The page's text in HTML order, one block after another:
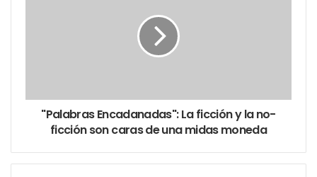
El comienzo de esta historia hay que ir a buscarlo a
New York. Armando Catalano nació en la ciudad de
Manhattan en 1924. Hijo de migrantes italianos, a los
veinte años inició una carrera como modelo que
"Palabras Encadanadas": La ficción y la no-
ficción son caras de una midas moneda